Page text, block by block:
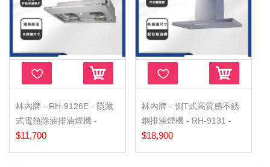
林內牌 - RH-9126E - 隱藏
式電熱除油排油煙機 -
90CM
$11,700
林內牌 - 倒T式高質感不銹
鋼排油煙機 - RH-9131 -
90CM
$18,900